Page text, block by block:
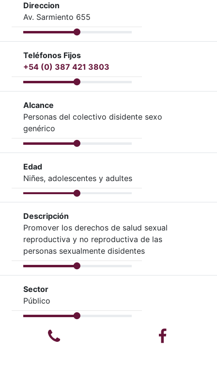
Direccion
Av. Sarmiento 655
Teléfonos Fijos
+54 (0) 387 421 3803
Alcance
Personas del colectivo disidente sexo
genérico
Edad
Niñes, adolescentes y adultes
Descripción
Promover los derechos de salud sexual
reproductiva y no reproductiva de las
personas sexualmente disidentes
Sector
Público